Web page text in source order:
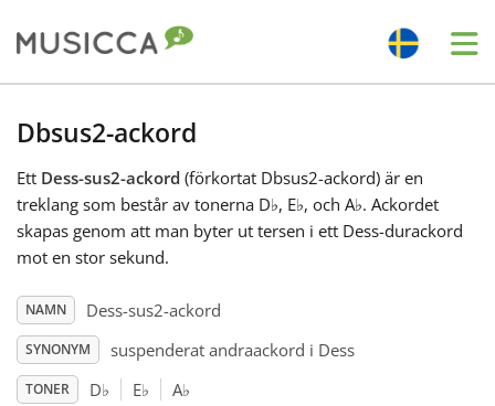
Български
Dansk
English
Dbsus2-ackord
Ett Dess-sus2-ackord (förkortat Dbsus2-ackord) är en
treklang som består av tonerna D♭, E♭, och A♭. Ackordet
skapas genom att man byter ut tersen i ett Dess-durackord
mot en stor sekund.
NAMN Dess-sus2-ackord
SYNONYM suspenderat andraackord i Dess
TONER D♭ E♭ A♭